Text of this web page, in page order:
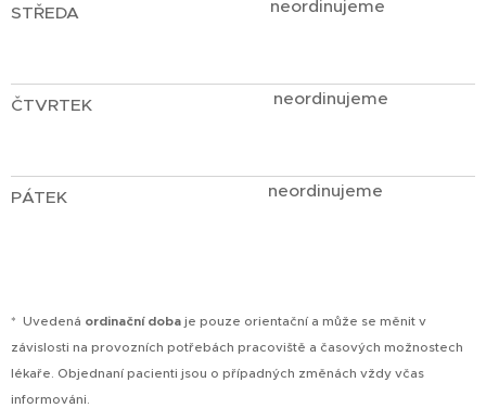
STŘEDA neordinujeme
ČTVRTEK neordinujeme
PÁTEK neordinujeme
* Uvedená ordinační doba je pouze orientační a může se měnit v
závislosti na provozních potřebách pracoviště a časových možnostech
lékaře. Objednaní pacienti jsou o případných změnách vždy včas
informováni.